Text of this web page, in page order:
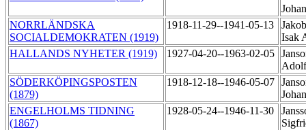
NORRLÄNDSKA
SOCIALDEMOKRATEN (1919)
1918-11-29--1941-05-13
Isak
HALLANDS NYHETER (1919)
1927-04-20--1963-02-05
SÖDERKÖPINGSPOSTEN
(1879)
1918-12-18--1946-05-07
ENGELHOLMS TIDNING
(1867)
1928-05-24--1946-11-30